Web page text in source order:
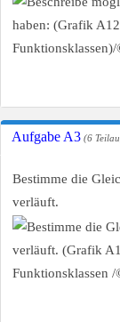
Aufgabe A3 (6
Bestimme die
verläuft.